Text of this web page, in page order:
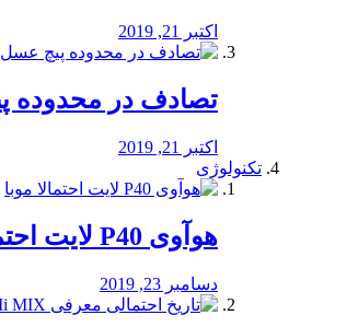
اکتبر 21, 2019
تصادف در محدوده
اکتبر 21, 2019
تکنولوژی
هوآوی P40 لایت احتمالا موبا
دسامبر 23, 2019